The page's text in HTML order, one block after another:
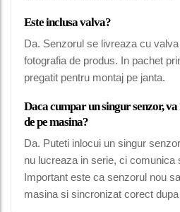
Este inclusa valva?
Da. Senzorul se livreaza cu
fotografia de produs. In pachet
pregatit pentru montaj pe janta.
Daca cumpar un singur senzor,
de pe masina?
Da. Puteti inlocui un singur
nu lucreaza in serie, ci comunica
Important este ca senzorul nou
masina si sincronizat corect